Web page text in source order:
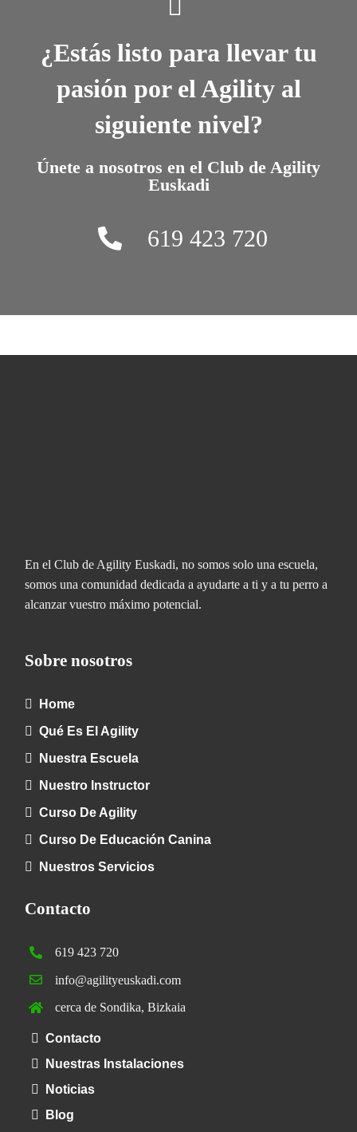
¿Estás listo para llevar tu
pasión por el Agility al
siguiente nivel?
Únete a nosotros en el Club de Agility
Euskadi
619 423 720
En el Club de Agility Euskadi, no somos solo una escuela,
somos una comunidad dedicada a ayudarte a ti y a tu perro a
alcanzar vuestro máximo potencial.
Sobre nosotros
Home
Qué Es El Agility
Nuestra Escuela
Nuestro Instructor
Curso De Agility
Curso De Educación Canina
Nuestros Servicios
Contacto
619 423 720
info@agilityeuskadi.com
cerca de Sondika, Bizkaia
Contacto
Nuestras Instalaciones
Noticias
Blog